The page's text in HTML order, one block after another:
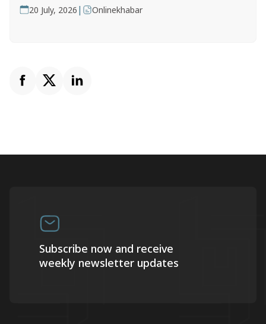
20 July, 2026 | Onlinekhabar
Subscribe now and receive
weekly newsletter updates